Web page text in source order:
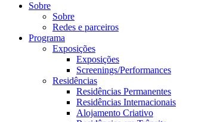
Sobre
Sobre
Redes e parceiros
Programa
Exposições
Exposições
Screenings/Performances
Residências
Residências Permanentes
Residências Internacionais
Alojamento Criativo